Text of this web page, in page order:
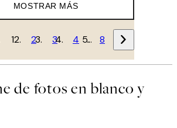
MOSTRAR MÁS
1 2 3 4 … 8
de fotos en blanco y